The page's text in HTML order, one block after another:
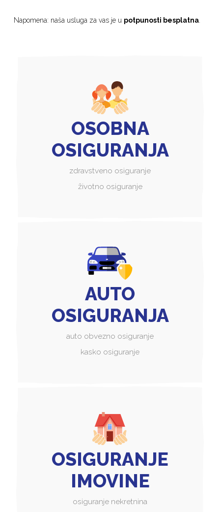
Napomena: naša usluga za vas je u potpunosti besplatna
OSOBNA
OSIGURANJA
zdravstveno osiguranje
životno osiguranje
AUTO
OSIGURANJA
auto obvezno osiguranje
kasko osiguranje
OSIGURANJE
IMOVINE
osiguranje nekretnina